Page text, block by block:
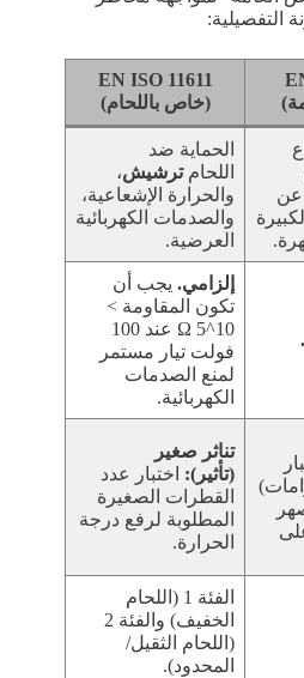
التفصيلية:
EN ISO 11611
(خاص باللحام)
عن
الحماية ضد
اللحامترشيش،
والحرارة الإشعاعية،
والصدمات الكهربائية
العرضية.
إلزامي. يجب أن
تكون المقاومة >
10^5 Ω عند 100
فولت تيار مستمر
لمنع الصدمات
الكهربائية.
تناثر صغير
(تأثير): اختبار عدد
القطرات الصغيرة
المطلوبة لرفع درجة
الحرارة.
الفئة 1 (اللحام
الخفيف) والفئة 2
(اللحام الثقيل/
المحدود).